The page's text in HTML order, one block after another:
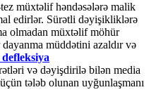
müxtəlif həndəsələrə malik
edirlər. Sürətli dəyişikliklərə
olmadan müxtəlif möhür
müddətini azaldır və
və dəyişdirilə bilən media
tələb olunan uyğunlaşmanı